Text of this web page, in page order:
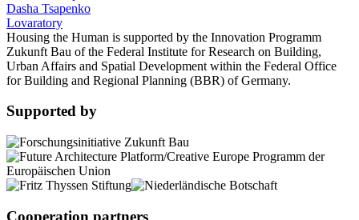
Dasha Tsapenko
Lovaratory
Housing the Human is supported by the Innovation Programm
Zukunft Bau of the Federal Institute for Research on Building,
Urban Affairs and Spatial Development within the Federal Office
for Building and Regional Planning (BBR) of Germany.
Supported by
Cooperation partners